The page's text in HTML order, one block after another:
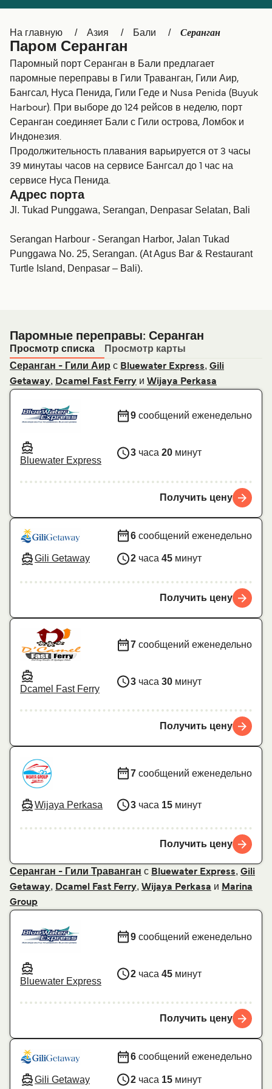
Ελλάδα Belgique (FR)
Polska Deutschland
Schweiz (DE)
Україна Indonesia
المغرب
На главную Азия Бали Серанган
Паром Серанган
Паромный порт Серанган в Бали предлагает
паромные переправы в Гили Траванган, Гили Аир,
Бангсал, Нуса Пенида, Гили Геде и Nusa Penida (Buyuk
Harbour). При выборе до 124 рейсов в неделю, порт
Серанган соединяет Бали с Гили острова, Ломбок и
Индонезия.
Продолжительность плавания варьируется от 3 часы
39 минутаы часов на сервисе Бангсал до 1 час на
сервисе Нуса Пенида.
Адрес порта
Jl. Tukad Punggawa, Serangan, Denpasar Selatan, Bali
Serangan Harbour - Serangan Harbor, Jalan Tukad
Punggawa No. 25, Serangan. (At Agus Bar & Restaurant
Turtle Island, Denpasar – Bali).
Паромные переправы: Серанган
Просмотр списка
Просмотр карты
Серанган - Гили Аир с Bluewater Express, Gili
Getaway, Dcamel Fast Ferry и Wijaya Perkasa
Bluewater Express
9 сообщений еженедельно
3 часа 20 минут
Получить цену
Gili Getaway
6 сообщений еженедельно
2 часа 45 минут
Получить цену
Dcamel Fast Ferry
7 сообщений еженедельно
3 часа 30 минут
Получить цену
Wijaya Perkasa
7 сообщений еженедельно
3 часа 15 минут
Получить цену
Серанган - Гили Траванган с Bluewater Express, Gili
Getaway, Dcamel Fast Ferry, Wijaya Perkasa и Marina
Group
Bluewater Express
9 сообщений еженедельно
2 часа 45 минут
Получить цену
Gili Getaway
6 сообщений еженедельно
2 часа 15 минут